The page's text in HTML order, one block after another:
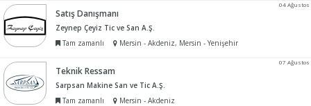
04 Ağustos
Satış Danışmanı
Zeynep Çeyiz Tic ve San A.Ş.
Tam zamanlı
Mersin - Akdeniz, Mersin - Yenişehir
07 Ağustos
Teknik Ressam
Sarpsan Makine San ve Tic A.Ş.
Tam zamanlı
Mersin - Akdeniz